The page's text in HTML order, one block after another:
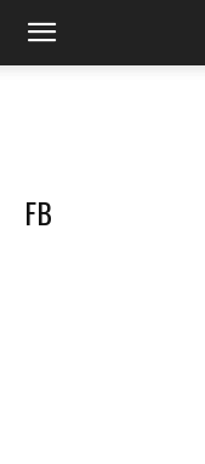
Cook
FB